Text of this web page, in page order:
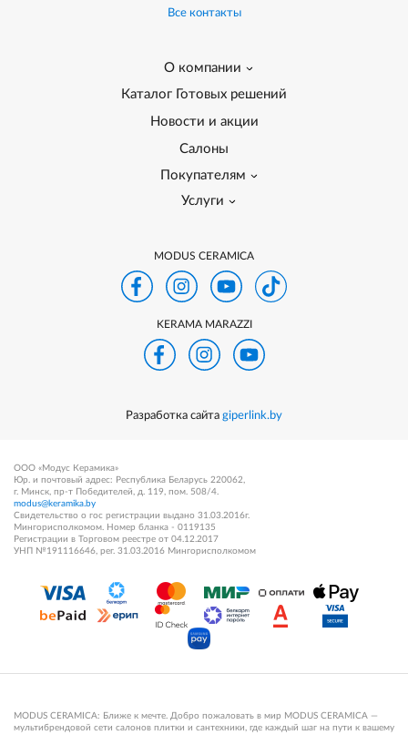
Все контакты
О компании
Каталог Готовых решений
Новости и акции
Салоны
Покупателям
Услуги
MODUS CERAMICA
KERAMA MARAZZI
Разработка сайта giperlink.by
ООО «Модус Керамика»
Юр. и почтовый адрес: Республика Беларусь 220062,
г. Минск, пр-т Победителей, д. 119, пом. 508/4.
modus@keramika.by
Свидетельство о гос регистрации выдано 31.03.2016г.
Мингорисполкомом. Номер бланка - 0119135
Регистрации в Торговом реестре от 04.12.2017
УНП №191116646, рег. 31.03.2016 Мингорисполкомом
MODUS CERAMICA: Ближе к мечте. Добро пожаловать в мир MODUS CERAMICA —
мультибрендовой сети салонов плитки и сантехники, где каждый шаг на пути к вашему